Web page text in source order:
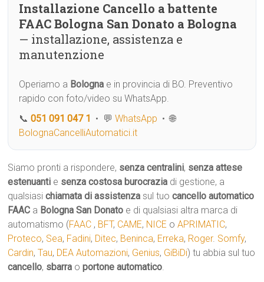
Installazione Cancello a battente
FAAC Bologna San Donato a Bologna
— installazione, assistenza e
manutenzione
Operiamo a Bologna e in provincia di BO. Preventivo
rapido con foto/video su WhatsApp.
📞051 091 047 1 • 💬WhatsApp • 🌐
BolognaCancelliAutomatici.it
Siamo pronti a rispondere, senza centralini, senza attese
estenuanti e senza costosa burocrazia di gestione, a
qualsiasichiamata di assistenza sul tuocancello automatico
FAAC a Bologna San Donato e di qualsiasi altra marca di
automatismo (FAAC , BFT, CAME, NICE oAPRIMATIC,
Proteco, Sea, Fadini, Ditec, Beninca, Erreka, Roger. Somfy,
Cardin,Tau, DEA Automazioni, Genius, GiBiDi) tu abbia sul tuo
cancello, sbarra oportone automatico.